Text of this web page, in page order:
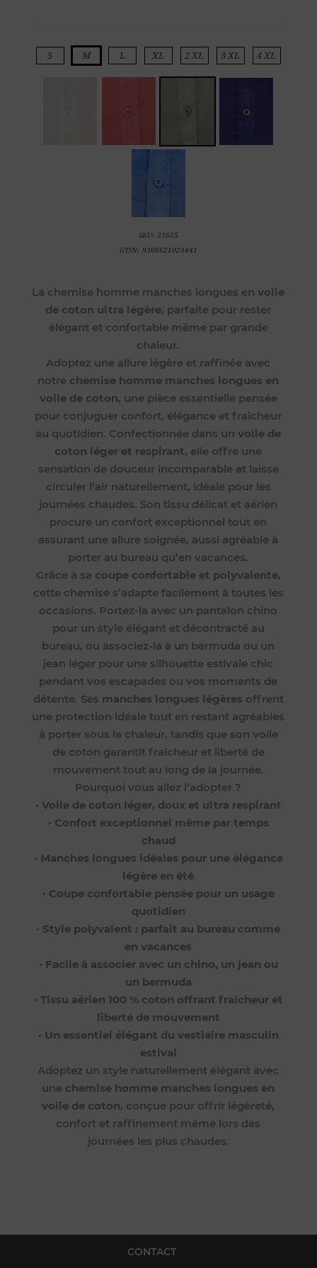
S M L XL 2 XL 3 XL 4 XL
SKU: 35655
GTIN: 9306621024441
La chemise homme manches longues envoile
de coton ultra légère, parfaite pour rester
élégant et confortable même par grande
chaleur.
Adoptez une allure légère et raffinée avec
notre chemise homme manches longues en
voile de coton, une pièce essentielle pensée
pour conjuguer confort, élégance et fraîcheur
au quotidien. Confectionnée dans unvoile de
coton léger et respirant, elle offre une
sensation de douceur incomparable et laisse
circuler l’air naturellement, idéale pour les
journées chaudes. Son tissu délicat et aérien
procure un confort exceptionnel tout en
assurant une allure soignée, aussi agréable à
porter au bureau qu’en vacances.
Grâce à sa coupe confortable et polyvalente,
cette chemise s’adapte facilement à toutes les
occasions. Portez-la avec un pantalon chino
pour un style élégant et décontracté au
bureau, ou associez-la à un bermuda ou un
jean léger pour une silhouette estivale chic
pendant vos escapades ou vos moments de
détente. Ses manches longues légères offrent
une protection idéale tout en restant agréables
à porter sous la chaleur, tandis que son voile
de coton garantit fraîcheur et liberté de
mouvement tout au long de la journée.
Pourquoi vous allez l’adopter ?
• Voile de coton léger, doux et ultra respirant
• Confort exceptionnel même par temps
chaud
• Manches longues idéales pour une élégance
légère en été
• Coupe confortable pensée pour un usage
quotidien
• Style polyvalent : parfait au bureau comme
en vacances
• Facile à associer avec un chino, un jean ou
un bermuda
• Tissu aérien 100 % coton offrant fraîcheur et
liberté de mouvement
• Un essentiel élégant du vestiaire masculin
estival
Adoptez un style naturellement élégant avec
une chemise homme manches longues en
voile de coton, conçue pour offrir légèreté,
confort et raffinement même lors des
journées les plus chaudes.
CONTACT